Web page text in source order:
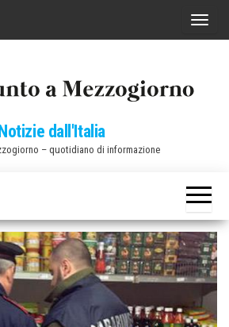
C
a
v
i
g
z
dall'Italia
– quotidiano di informazione